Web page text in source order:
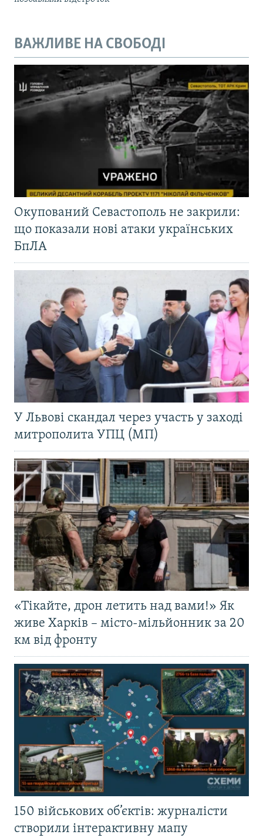
ВАЖЛИВЕ НА СВОБОДІ
Окупований Севастополь не закрили:
що показали нові атаки українських
БпЛА
У Львові скандал через участь у заході
митрополита УПЦ (МП)
«Тікайте, дрон летить над вами!» Як
живе Харків – місто-мільйонник за 20
км від фронту
150 військових об’єктів: журналісти
створили інтерактивну мапу